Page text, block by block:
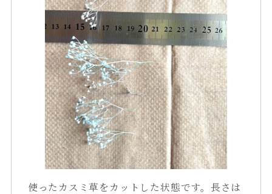
使ったカスミ草をカットした状態です。長さは